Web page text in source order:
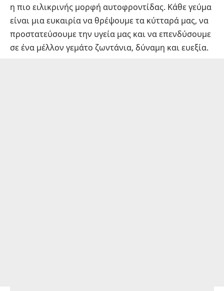
η πιο ειλικρινής μορφή αυτοφροντίδας. Κάθε γεύμα
είναι μια ευκαιρία να θρέψουμε τα κύτταρά μας, να
προστατεύσουμε την υγεία μας και να επενδύσουμε
σε ένα μέλλον γεμάτο ζωντάνια, δύναμη και ευεξία.